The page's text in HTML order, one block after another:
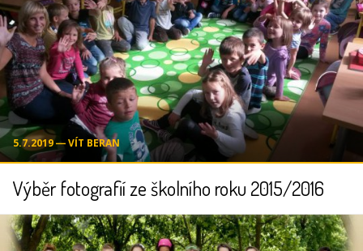
5.7.2019 ― VÍT BERAN
Výběr fotografií ze školního roku 2015/2016